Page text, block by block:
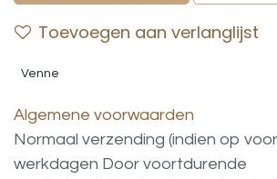
Toevoegen aan verlanglijst
Venne
Algemene voorwaarden
Normaal verzending (indien op
werkdagen Door voortdurende